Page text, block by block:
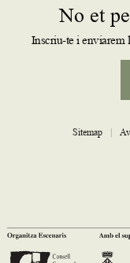
No et
Inscriu-te i enviarem
Sitemap |